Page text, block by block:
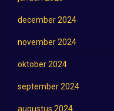
december 2024
november 2024
oktober 2024
september 2024
augustus 2024